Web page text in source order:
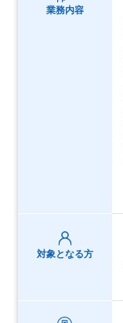
業務内容
対象となる方